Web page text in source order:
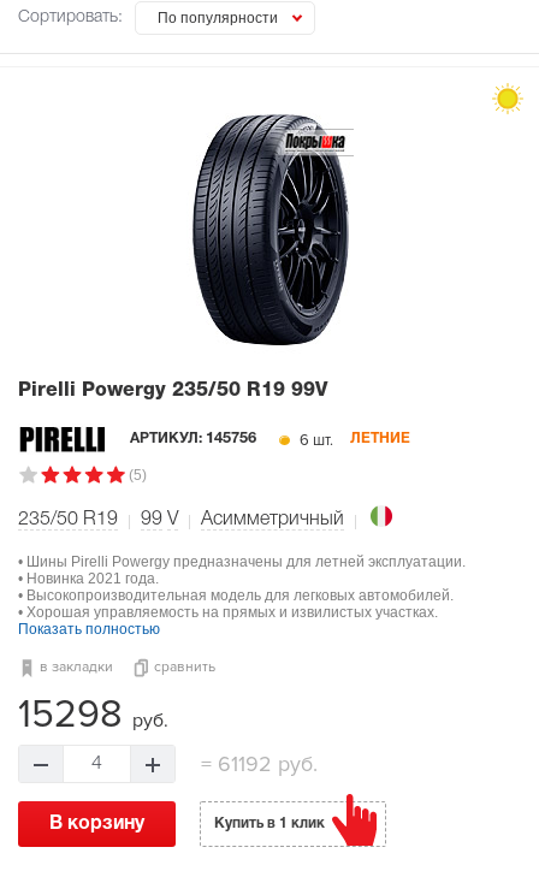
Сортировать: По популярности
Pirelli Powergy 235/50 R19 99V
АРТИКУЛ: 145756 6 шт. ЛЕТНИЕ
(5)
235/50 R19 99 V Асимметричный
• Шины Pirelli Powergy предназначены для летней эксплуатации.
• Новинка 2021 года.
• Высокопроизводительная модель для легковых автомобилей.
• Хорошая управляемость на прямых и извилистых участках.
Показать полностью
в закладки сравнить
15298 руб.
4 = 61192 руб.
В корзину Купить в 1 клик